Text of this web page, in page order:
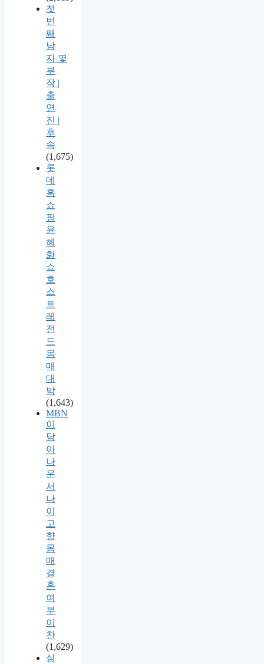
첫
번
째
남
자 몇
부
작 |
출
연
진 |
후
속
(1,675)
롯
데
홈
쇼
핑
윤
혜
화
쇼
호
스
트
레
전
드
몸
매
대
박
(1,643)
MBN
이
담
아
나
운
서
나
이
고
향
몸
매
결
혼
여
부
이
찬
(1,629)
심